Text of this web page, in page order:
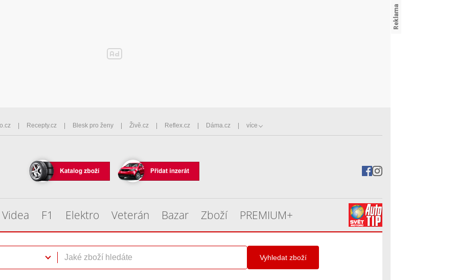
Recepty.cz Blesk pro ženy Živě.cz Reflex.cz Dáma.cz více
Videa F1 Elektro Veterán Bazar Zboží PREMIUM+
Vyhledat zboží